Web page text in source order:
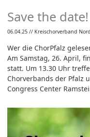
Save the date!
06.04.25 // Kreischorverband
Wer die ChorPfalz
Am Samstag, 26. April,
statt. Um 13.30 Uhr
Chorverbands der Pfalz
Congress Center